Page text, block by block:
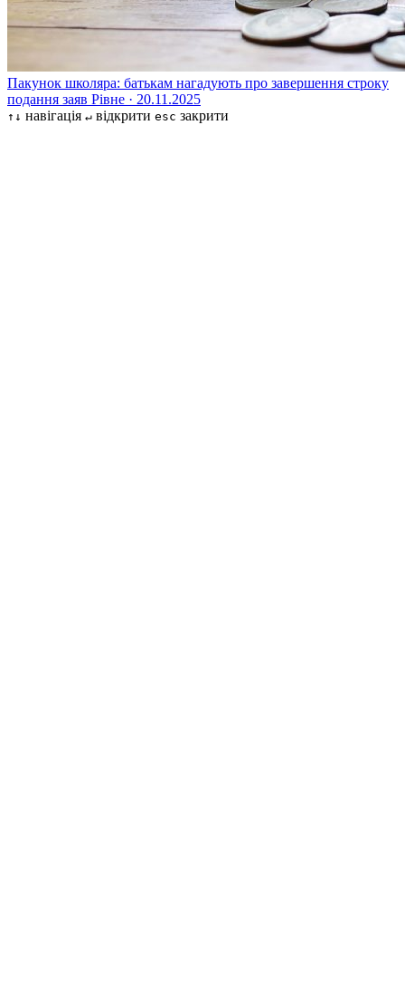
Пакунок школяра: батькам нагадують про завершення строку
подання заяв Рівне · 20.11.2025
↑↓ навігація ↵ відкрити esc закрити